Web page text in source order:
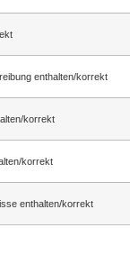
enthalten/korrekt
korrekt
korrekt
enthalten/korrekt